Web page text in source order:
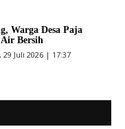
Warga Desa Paja
Bersih
29 Juli 2026 | 17:37